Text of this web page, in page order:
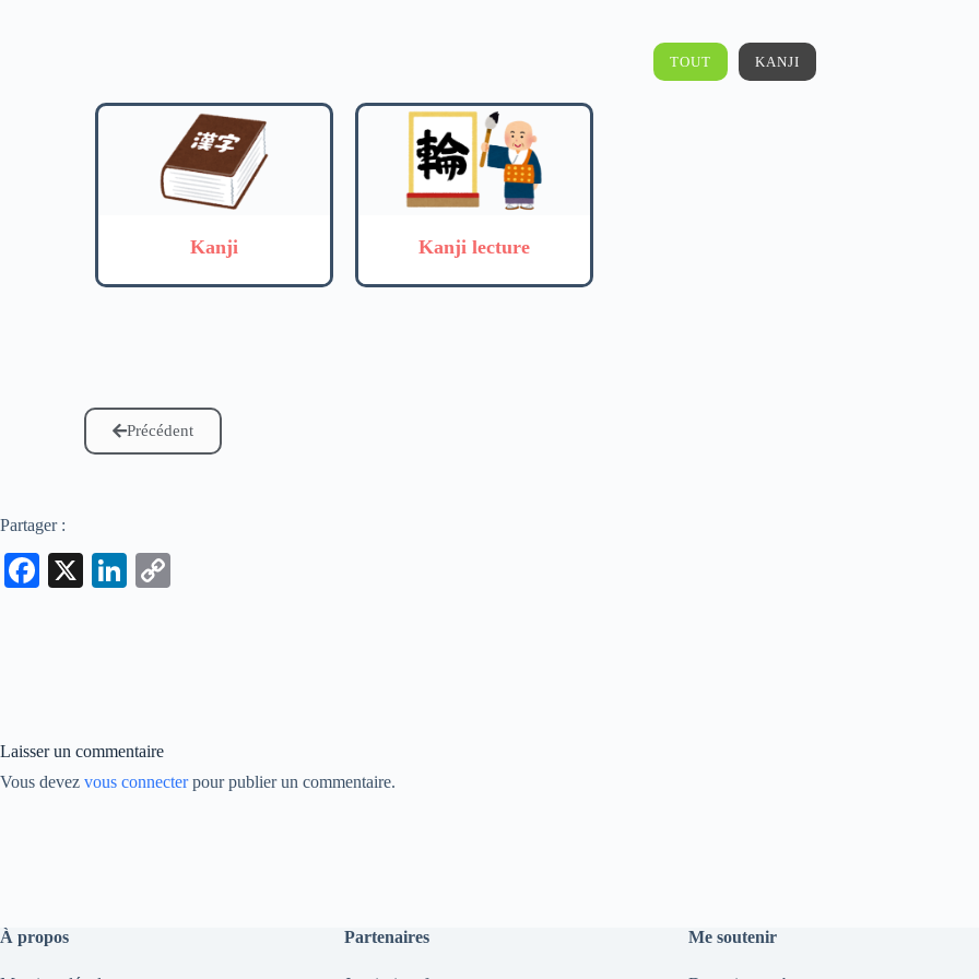
TOUT KANJI
Kanji Kanji lecture
Précédent
Partager :
Fa
X
Li
Laisser un commentaire
Vous devez vous connecterpour publier un commentaire.
À propos Partenaires Me soutenir